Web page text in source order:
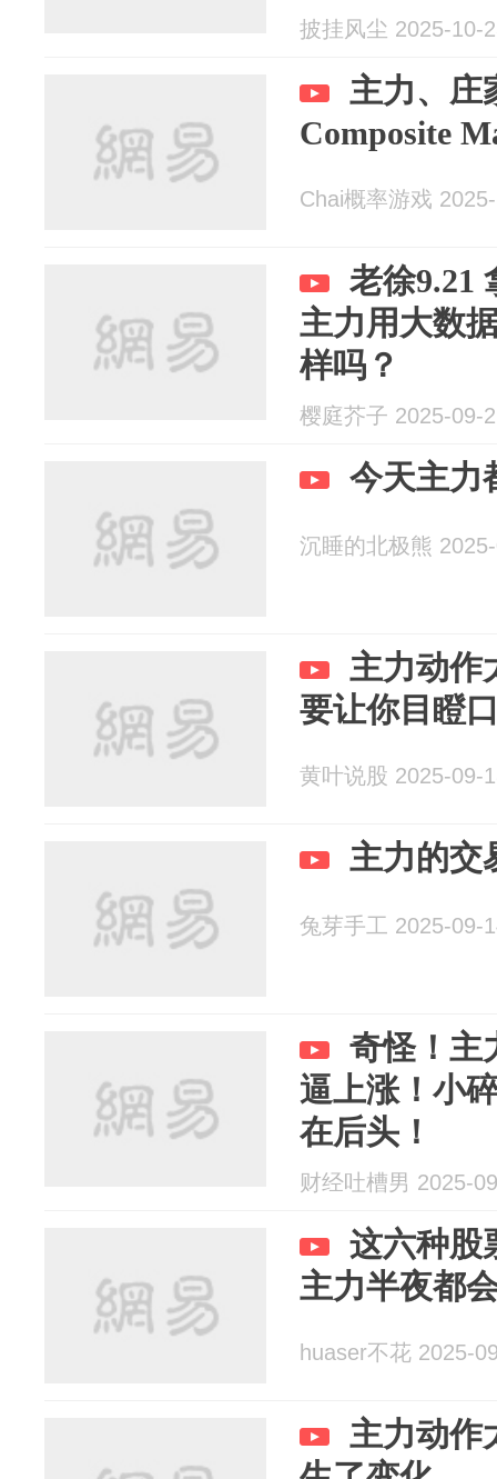
披挂风尘 2025-10-
主力、庄
Composite
Chai概率游戏
老徐9.21
主力用大数
样吗？
樱庭芥子 2025-09-
今天主力
沉睡的北极熊
主力动作
要让你目瞪
黄叶说股 2025-09-
主力的交
兔芽手工 2025-09-
奇怪！主
逼上涨！小
在后头！
财经吐槽男 2025-
这六种股
主力半夜都
huaser不花 2025-
主力动作